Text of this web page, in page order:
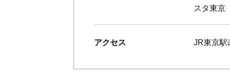
スタ東京
アクセス JR東京駅